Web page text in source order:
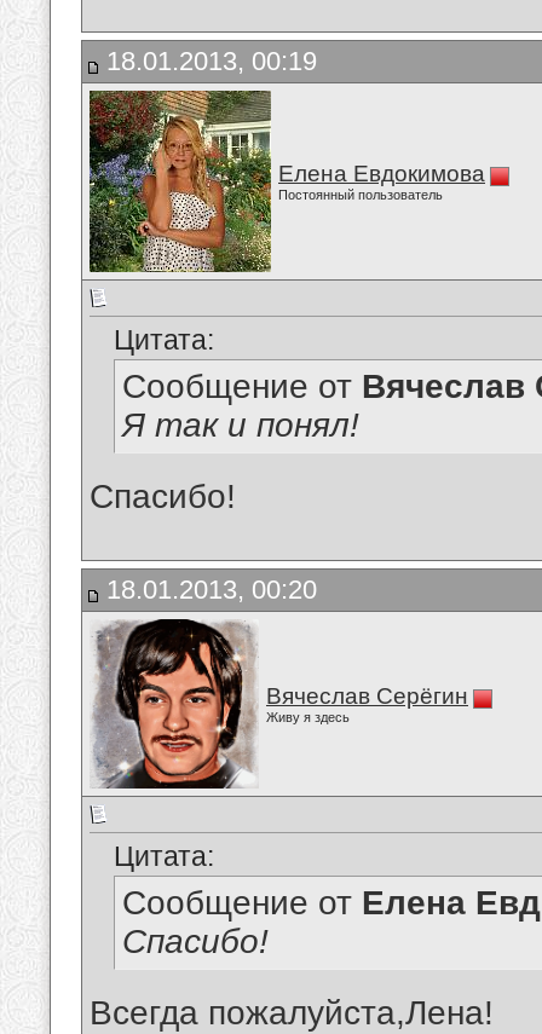
18.01.2013, 00:19
Елена Евдокимова
Постоянный пользователь
Цитата:
Сообщение от Вячеслав
Я так и понял!
Спасибо!
18.01.2013, 00:20
Вячеслав Серёгин
Живу я здесь
Цитата:
Сообщение от Елена
Спасибо!
Всегда пожалуйста,Лена!